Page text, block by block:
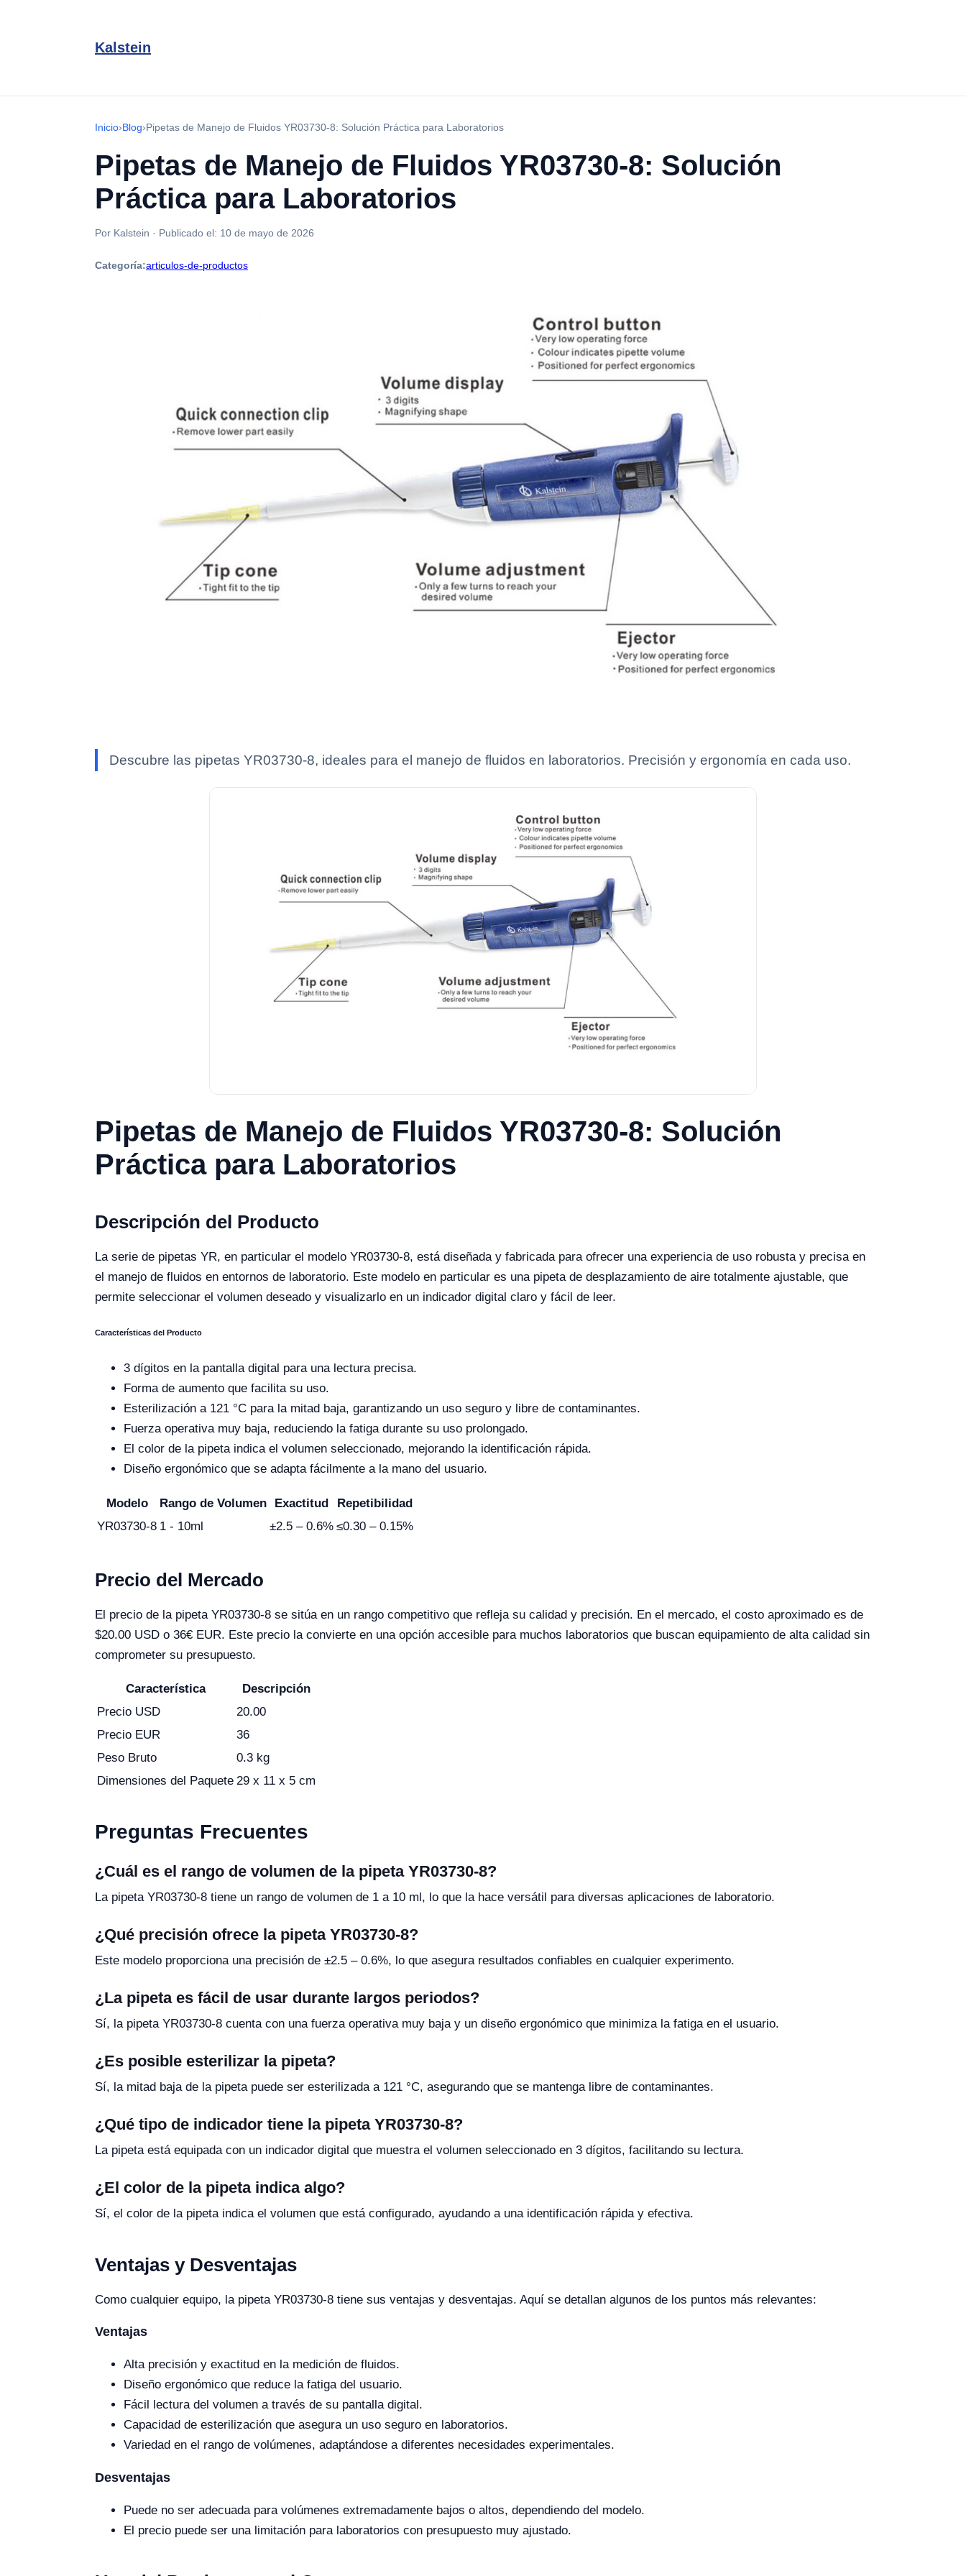
Kalstein
Inicio›Blog›Pipetas de Manejo de Fluidos YR03730-8: Solución Práctica para Laboratorios
Pipetas de Manejo de Fluidos YR03730-8: Solución
Práctica para Laboratorios
Por Kalstein · Publicado el: 10 de mayo de 2026
Categoría:articulos-de-productos
Descubre las pipetas YR03730-8, ideales para el manejo de fluidos en laboratorios. Precisión y ergonomía en cada uso.
Pipetas de Manejo de Fluidos YR03730-8: Solución
Práctica para Laboratorios
Descripción del Producto
La serie de pipetas YR, en particular el modelo YR03730-8, está diseñada y fabricada para ofrecer una experiencia de uso robusta y precisa en
el manejo de fluidos en entornos de laboratorio. Este modelo en particular es una pipeta de desplazamiento de aire totalmente ajustable, que
permite seleccionar el volumen deseado y visualizarlo en un indicador digital claro y fácil de leer.
Características del Producto
3 dígitos en la pantalla digital para una lectura precisa.
Forma de aumento que facilita su uso.
Esterilización a 121 °C para la mitad baja, garantizando un uso seguro y libre de contaminantes.
Fuerza operativa muy baja, reduciendo la fatiga durante su uso prolongado.
El color de la pipeta indica el volumen seleccionado, mejorando la identificación rápida.
Diseño ergonómico que se adapta fácilmente a la mano del usuario.
Modelo Rango de Volumen Exactitud
Repetibilidad
YR03730-8 1 - 10ml ±2.5 – 0.6% ≤0.30 – 0.15%
Precio del Mercado
El precio de la pipeta YR03730-8 se sitúa en un rango competitivo que refleja su calidad y precisión. En el mercado, el costo aproximado es de
$20.00 USD o 36€ EUR. Este precio la convierte en una opción accesible para muchos laboratorios que buscan equipamiento de alta calidad sin
comprometer su presupuesto.
Característica
Descripción
Precio USD
20.00
Precio EUR
36
Peso Bruto
0.3 kg
Dimensiones del Paquete 29 x 11 x 5 cm
Preguntas Frecuentes
¿Cuál es el rango de volumen de la pipeta YR03730-8?
La pipeta YR03730-8 tiene un rango de volumen de 1 a 10 ml, lo que la hace versátil para diversas aplicaciones de laboratorio.
¿Qué precisión ofrece la pipeta YR03730-8?
Este modelo proporciona una precisión de ±2.5 – 0.6%, lo que asegura resultados confiables en cualquier experimento.
¿La pipeta es fácil de usar durante largos periodos?
Sí, la pipeta YR03730-8 cuenta con una fuerza operativa muy baja y un diseño ergonómico que minimiza la fatiga en el usuario.
¿Es posible esterilizar la pipeta?
Sí, la mitad baja de la pipeta puede ser esterilizada a 121 °C, asegurando que se mantenga libre de contaminantes.
¿Qué tipo de indicador tiene la pipeta YR03730-8?
La pipeta está equipada con un indicador digital que muestra el volumen seleccionado en 3 dígitos, facilitando su lectura.
¿El color de la pipeta indica algo?
Sí, el color de la pipeta indica el volumen que está configurado, ayudando a una identificación rápida y efectiva.
Ventajas y Desventajas
Como cualquier equipo, la pipeta YR03730-8 tiene sus ventajas y desventajas. Aquí se detallan algunos de los puntos más relevantes:
Ventajas
Alta precisión y exactitud en la medición de fluidos.
Diseño ergonómico que reduce la fatiga del usuario.
Fácil lectura del volumen a través de su pantalla digital.
Capacidad de esterilización que asegura un uso seguro en laboratorios.
Variedad en el rango de volúmenes, adaptándose a diferentes necesidades experimentales.
Desventajas
Puede no ser adecuada para volúmenes extremadamente bajos o altos, dependiendo del modelo.
El precio puede ser una limitación para laboratorios con presupuesto muy ajustado.